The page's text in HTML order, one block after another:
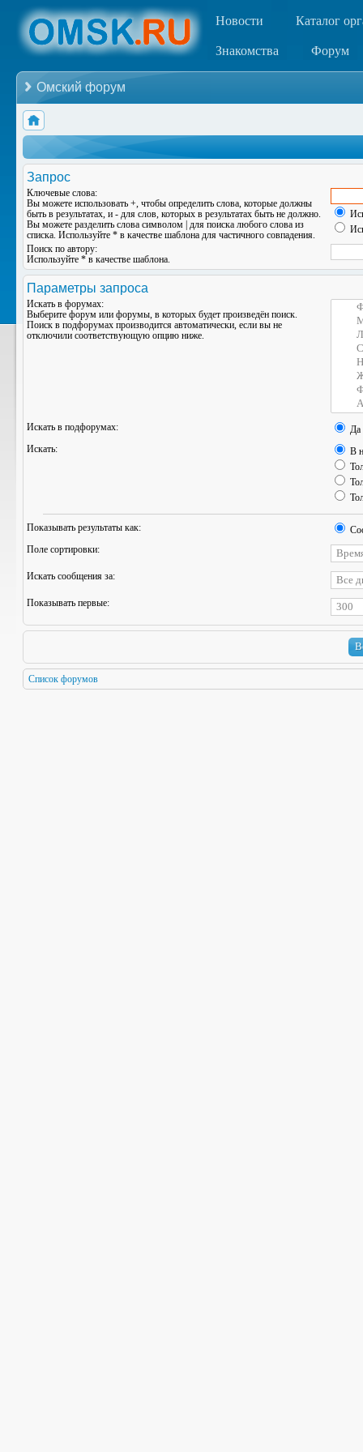
Новости Каталог
Знакомства Форум
Омский форум
Запрос
Ключевые слова:
Вы можете использовать +, чтобы определить слова, которые должны
быть в результатах, и - для слов, которых в результатах быть не должно.
Вы можете разделить слова символом для поиска любого слова из
списка. Используйте * в качестве шаблона для частичного совпадения.
Поиск по автору:
Используйте * в качестве шаблона.
Параметры запроса
Искать в форумах:
Выберите форум или форумы, в которых будет произведён поиск.
Поиск в подфорумах производится автоматически, если вы не
отключили соответствующую опцию ниже.
Искать в подфорумах:
Да
Искать:
В
Показывать результаты как:
Поле сортировки:
Искать сообщения за:
Показывать первые:
Список форумов